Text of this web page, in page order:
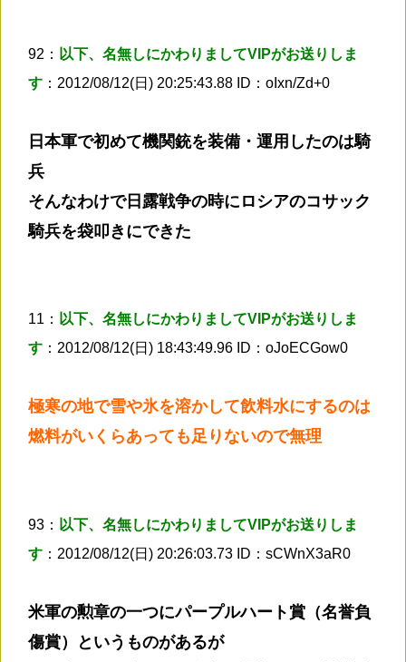
92： 以下、名無しにかわりましてVIPがお送りしま
す ：2012/08/12(日) 20:25:43.88 ID：oIxn/Zd+0
日本軍で初めて機関銃を装備・運用したのは騎
兵
そんなわけで日露戦争の時にロシアのコサック
騎兵を袋叩きにできた
11： 以下、名無しにかわりましてVIPがお送りしま
す ：2012/08/12(日) 18:43:49.96 ID：oJoECGow0
極寒の地で雪や氷を溶かして飲料水にするのは
燃料がいくらあっても足りないので無理
93： 以下、名無しにかわりましてVIPがお送りしま
す ：2012/08/12(日) 20:26:03.73 ID：sCWnX3aR0
米軍の勲章の一つにパープルハート賞（名誉負
傷賞）というものがあるが